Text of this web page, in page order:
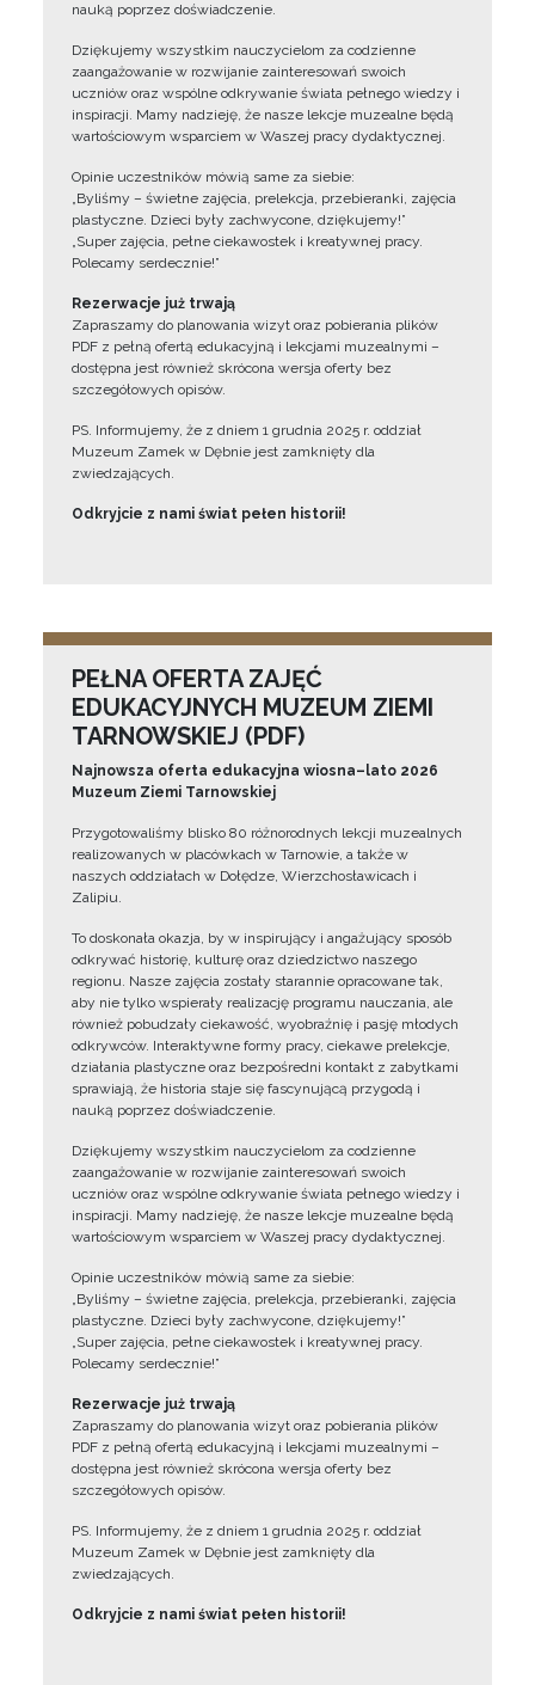
nauką poprzez doświadczenie.
Dziękujemy wszystkim nauczycielom za codzienne
zaangażowanie w rozwijanie zainteresowań swoich
uczniów oraz wspólne odkrywanie świata pełnego wiedzy i
inspiracji. Mamy nadzieję, że nasze lekcje muzealne będą
wartościowym wsparciem w Waszej pracy dydaktycznej.
Opinie uczestników mówią same za siebie:
„Byliśmy – świetne zajęcia, prelekcja, przebieranki, zajęcia
plastyczne. Dzieci były zachwycone, dziękujemy!”
„Super zajęcia, pełne ciekawostek i kreatywnej pracy.
Polecamy serdecznie!”
Rezerwacje już trwają
Zapraszamy do planowania wizyt oraz pobierania plików
PDF z pełną ofertą edukacyjną i lekcjami muzealnymi –
dostępna jest również skrócona wersja oferty bez
szczegółowych opisów.
PS. Informujemy, że z dniem 1 grudnia 2025 r. oddział
Muzeum Zamek w Dębnie jest zamknięty dla
zwiedzających.
Odkryjcie z nami świat pełen historii!
PEŁNA OFERTA ZAJĘĆ
EDUKACYJNYCH MUZEUM ZIEMI
TARNOWSKIEJ (PDF)
Najnowsza oferta edukacyjna wiosna–lato 2026
Muzeum Ziemi Tarnowskiej
Przygotowaliśmy blisko 80 różnorodnych lekcji muzealnych
realizowanych w placówkach w Tarnowie, a także w
naszych oddziałach w Dołędze, Wierzchosławicach i
Zalipiu.
To doskonała okazja, by w inspirujący i angażujący sposób
odkrywać historię, kulturę oraz dziedzictwo naszego
regionu. Nasze zajęcia zostały starannie opracowane tak,
aby nie tylko wspierały realizację programu nauczania, ale
również pobudzały ciekawość, wyobraźnię i pasję młodych
odkrywców. Interaktywne formy pracy, ciekawe prelekcje,
działania plastyczne oraz bezpośredni kontakt z zabytkami
sprawiają, że historia staje się fascynującą przygodą i
nauką poprzez doświadczenie.
Dziękujemy wszystkim nauczycielom za codzienne
zaangażowanie w rozwijanie zainteresowań swoich
uczniów oraz wspólne odkrywanie świata pełnego wiedzy i
inspiracji. Mamy nadzieję, że nasze lekcje muzealne będą
wartościowym wsparciem w Waszej pracy dydaktycznej.
Opinie uczestników mówią same za siebie:
„Byliśmy – świetne zajęcia, prelekcja, przebieranki, zajęcia
plastyczne. Dzieci były zachwycone, dziękujemy!”
„Super zajęcia, pełne ciekawostek i kreatywnej pracy.
Polecamy serdecznie!”
Rezerwacje już trwają
Zapraszamy do planowania wizyt oraz pobierania plików
PDF z pełną ofertą edukacyjną i lekcjami muzealnymi –
dostępna jest również skrócona wersja oferty bez
szczegółowych opisów.
PS. Informujemy, że z dniem 1 grudnia 2025 r. oddział
Muzeum Zamek w Dębnie jest zamknięty dla
zwiedzających.
Odkryjcie z nami świat pełen historii!